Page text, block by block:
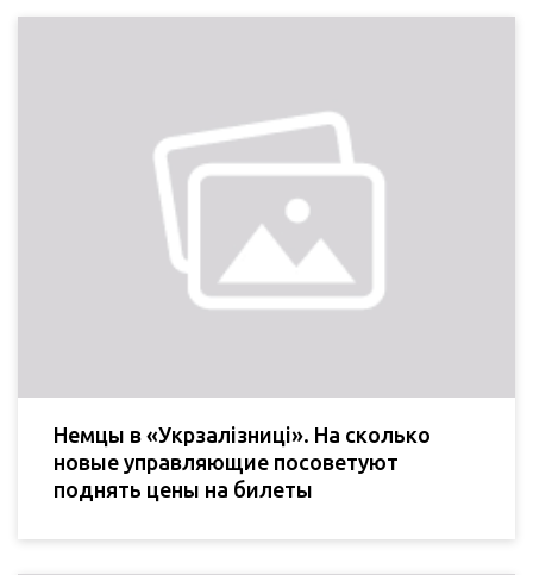
Немцы в «Укрзалізниці». На сколько
новые управляющие посоветуют
поднять цены на билеты